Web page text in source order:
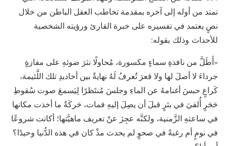
تمتد من أوله إلى آخره بمقدمة تخاطب العقل الباطن من خلال
نصٍ يعتمد في تفسيره على خبرة القارئ ورؤيته الشخصية
للأحداث وذلك بقوله:
«أَطَلَّ من نافذةِ سماءٍ مكسورة، مُحاولًا نثرَ ضوئهِ على مفازةٍ
جرداءَ لا أصلَ لها ولا قعرَ تُعرفُ لَهُ نهايةٌ بين أخاديدِ تلك اللَّئيمة،
كَراعٍ حبسَ أغنامهُ عن الماءِ وجلسَ مُنتَظرًا لِيَسمعَ صوت سُقوطِ
حَجَرٍ أُلقيَ في بئرٍ قبلَ أن يصِلَ إليهِ فمات، حَركَةٌ ما أخذت مكانها
في ساعتهِ الزَّمنية، ولكنَّه عجِزَ عنْ تعريف ماهيَّتها؛ أكانت شروعًا
في نومٍ أم رغبةً في صحوٍ لم يحدث مذْ كان في هذه الدُّنيا وحيدًا؟